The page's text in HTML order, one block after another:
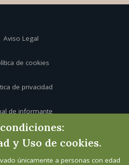
Aviso Legal
de cookies
de privacidad
de informante
y Uso de cookies.
únicamente a personas con edad